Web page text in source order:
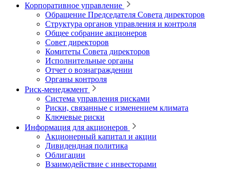
Корпоративное управление
Обращение Председателя Совета директоров
Структура органов управления и контроля
Общее собрание акционеров
Совет директоров
Комитеты Совета директоров
Исполнительные органы
Отчет о вознаграждении
Органы контроля
Риск-менеджмент
Система управления рисками
Риски, связанные с изменением климата
Ключевые риски
Информация для акционеров
Акционерный капитал и акции
Дивидендная политика
Облигации
Взаимодействие с инвесторами